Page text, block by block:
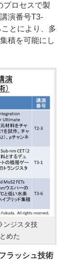
プロセスで製
演番号T3-
とにより、多
積を可能にし
ンジスタ技
めた
ラッシュ技術